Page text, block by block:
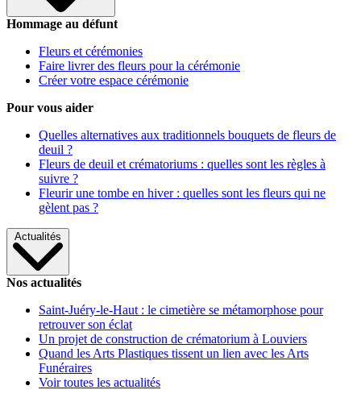
Hommage au défunt
Fleurs et cérémonies
Faire livrer des fleurs pour la cérémonie
Créer votre espace cérémonie
Pour vous aider
Quelles alternatives aux traditionnels bouquets de fleurs de
deuil ?
Fleurs de deuil et crématoriums : quelles sont les règles à
suivre ?
Fleurir une tombe en hiver : quelles sont les fleurs qui ne
gèlent pas ?
Actualités
Nos actualités
Saint-Juéry-le-Haut : le cimetière se métamorphose pour
retrouver son éclat
Un projet de construction de crématorium à Louviers
Quand les Arts Plastiques tissent un lien avec les Arts
Funéraires
Voir toutes les actualités